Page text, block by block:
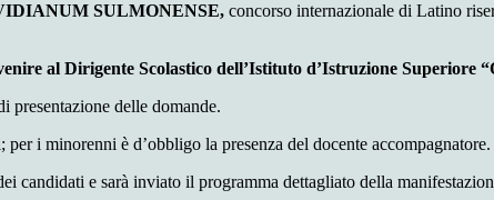
SULMONENSE, concorso internazionale di Latino
al Dirigente Scolastico dell’Istituto d’Istruzione Superiore
presentazione delle domande.
i minorenni è d’obbligo la presenza del docente accompagnatore.
candidati e sarà inviato il programma dettagliato della